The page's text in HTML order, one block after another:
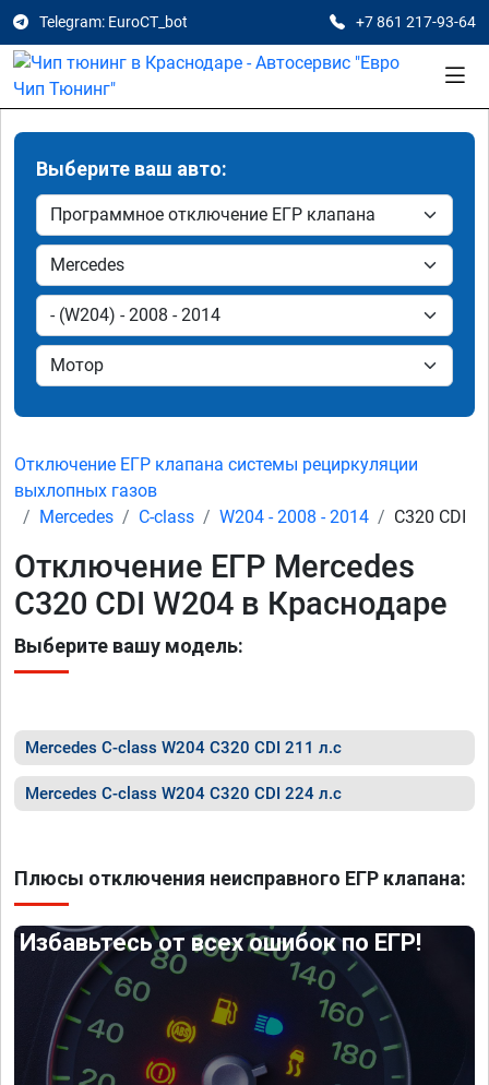
Telegram: EuroCT_bot +7 861 217-93-64
Выберите ваш авто:
Отключение ЕГР клапана системы рециркуляции
выхлопных газов
Mercedes
C-class W204 - 2008 - 2014 C320 CDI
Отключение ЕГР Mercedes
C320 CDI W204 в Краснодаре
Выберите вашу модель:
Mercedes C-class W204 C320 CDI 211 л.с
Mercedes C-class W204 C320 CDI 224 л.с
Плюсы отключения неисправного ЕГР клапана:
Избавьтесь от всех ошибок по ЕГР!